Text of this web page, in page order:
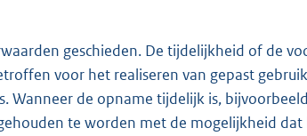
geschieden. De tijdelijkheid of de
voor het realiseren van gepast
Wanneer de opname tijdelijk is,
te worden met de mogelijkheid dat